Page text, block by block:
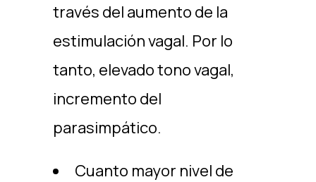
través del aumento de la
estimulación vagal. Por lo
tanto, elevado tono vagal,
incremento del
parasimpático.
Cuanto mayor nivel de